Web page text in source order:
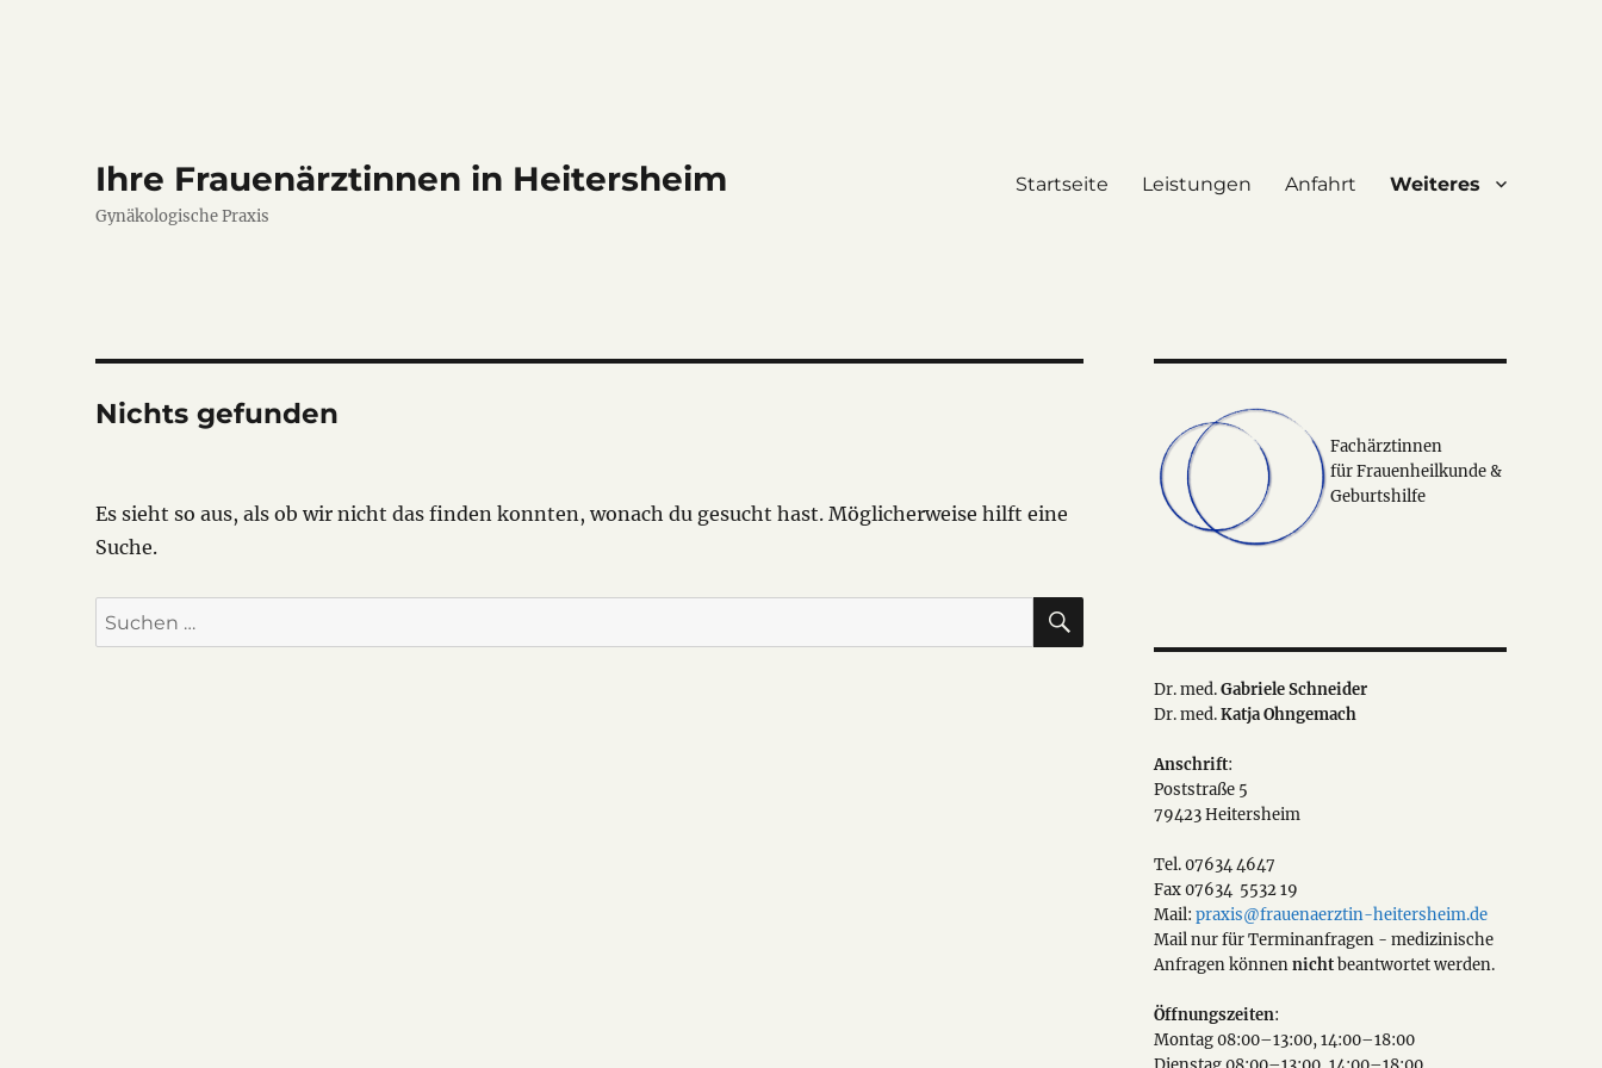
Ihre Frauenärztinnen in Heitersheim
Gynäkologische Praxis
Startseite Leistungen Anfahrt Weiteres
Nichts gefunden
Es sieht so aus, als ob wir nicht das finden konnten, wonach du gesucht hast. Möglicherweise hilft eine
Suche.
Suche
nach:
SUCHEN
Fachärztinnen
für Frauenheilkunde &
Geburtshilfe
Dr. med.Gabriele Schneider
Dr. med.Katja Ohngemach
Anschrift:
Poststraße 5
79423 Heitersheim
Tel. 07634 4647
Fax 07634 5532 19
Mail: praxis@frauenaerztin-heitersheim.de
Mail nur für Terminanfragen - medizinische
Anfragen könnennichtbeantwortet werden.
Öffnungszeiten:
Montag 08:00–13:00, 14:00–18:00